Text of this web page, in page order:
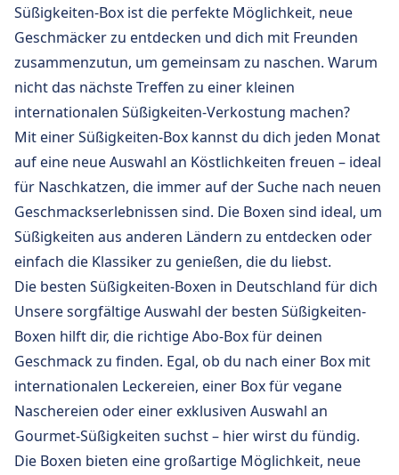
Süßigkeiten-Box ist die perfekte Möglichkeit, neue
Geschmäcker zu entdecken und dich mit Freunden
zusammenzutun, um gemeinsam zu naschen. Warum
nicht das nächste Treffen zu einer kleinen
internationalen Süßigkeiten-Verkostung machen?
Mit einer Süßigkeiten-Box kannst du dich jeden Monat
auf eine neue Auswahl an Köstlichkeiten freuen – ideal
für Naschkatzen, die immer auf der Suche nach neuen
Geschmackserlebnissen sind. Die Boxen sind ideal, um
Süßigkeiten aus anderen Ländern zu entdecken oder
einfach die Klassiker zu genießen, die du liebst.
Die besten Süßigkeiten-Boxen in Deutschland für dich
Unsere sorgfältige Auswahl der besten Süßigkeiten-
Boxen hilft dir, die richtige Abo-Box für deinen
Geschmack zu finden. Egal, ob du nach einer Box mit
internationalen Leckereien, einer Box für vegane
Naschereien oder einer exklusiven Auswahl an
Gourmet-Süßigkeiten suchst – hier wirst du fündig.
Die Boxen bieten eine großartige Möglichkeit, neue